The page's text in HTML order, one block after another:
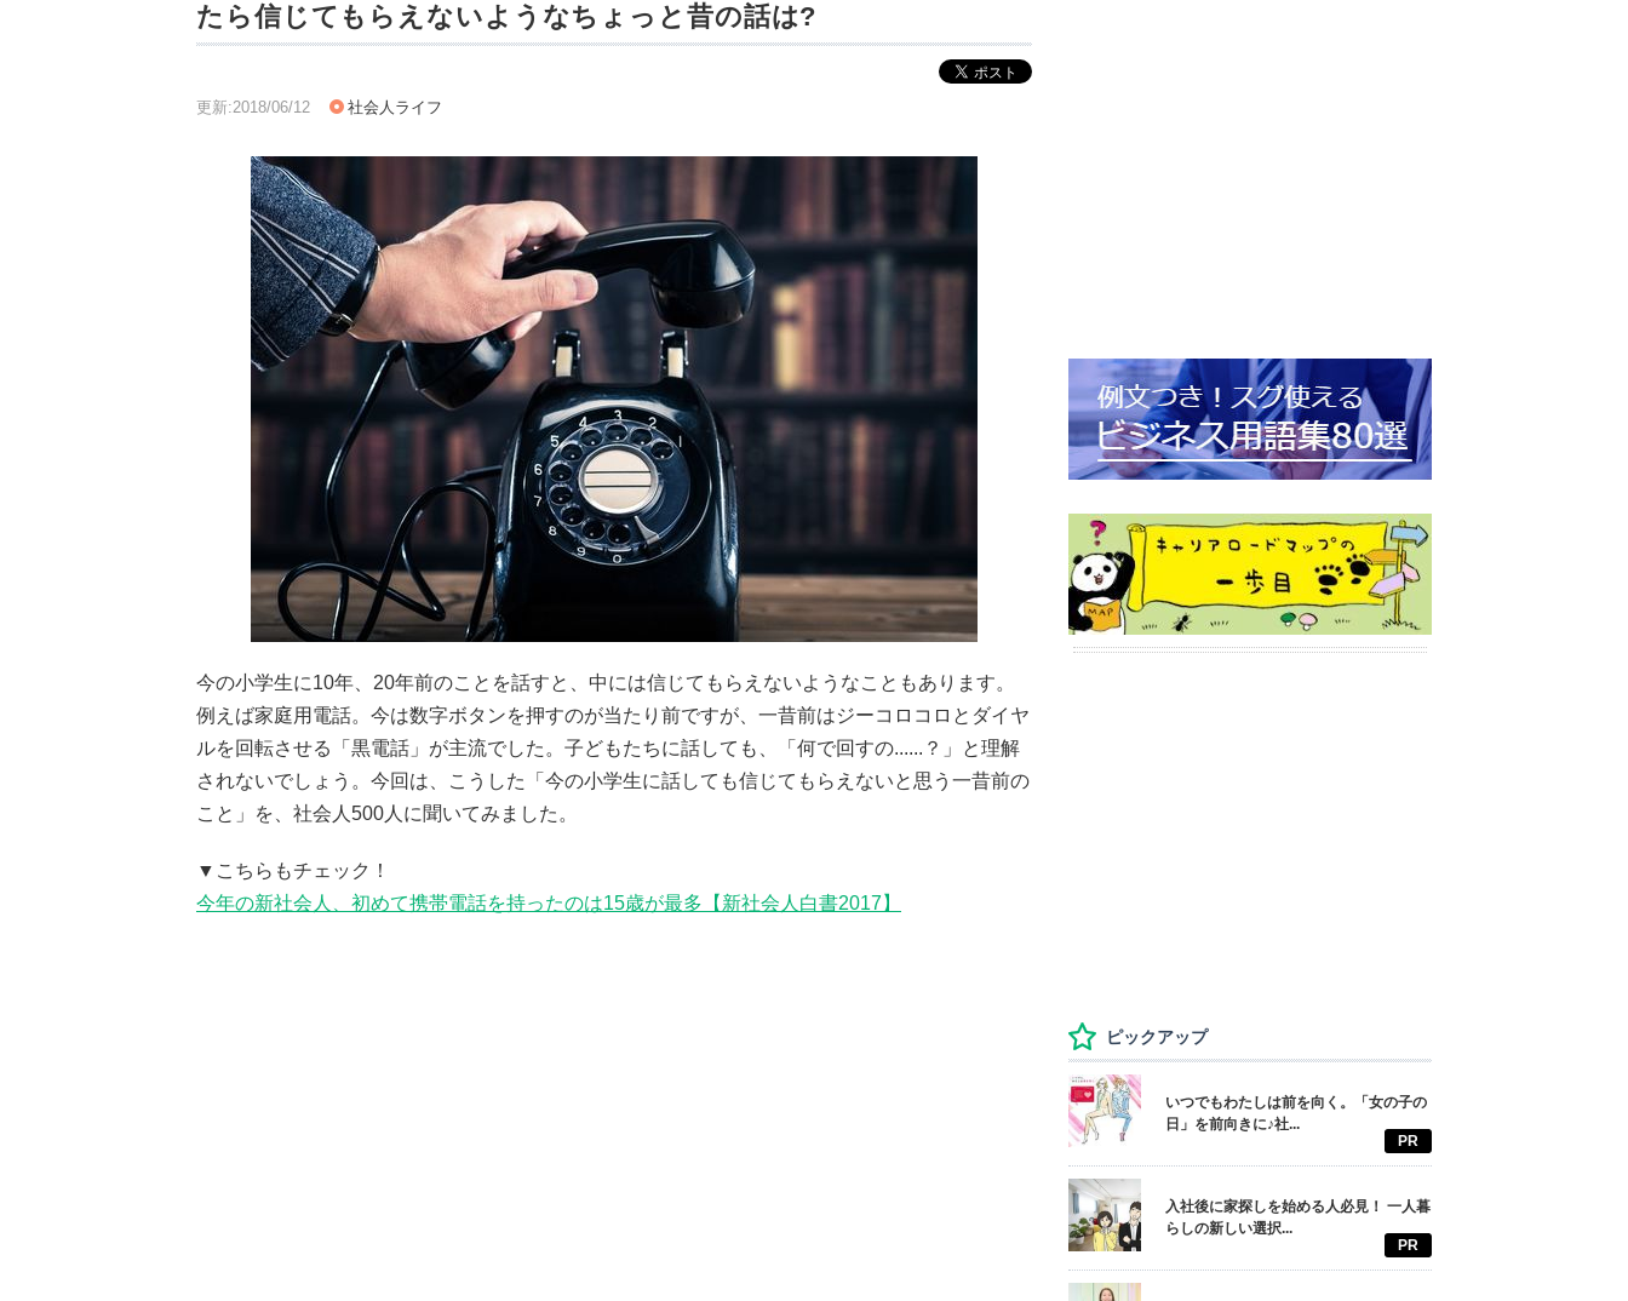
たら信じてもらえないようなちょっと昔の話は?
更新:2018/06/12 社会人ライフ
今の小学生に10年、20年前のことを話すと、中には信じてもらえないようなこともあります。
例えば家庭用電話。今は数字ボタンを押すのが当たり前ですが、一昔前はジーコロコロとダイヤ
ルを回転させる「黒電話」が主流でした。子どもたちに話しても、「何で回すの......？」と理解
されないでしょう。今回は、こうした「今の小学生に話しても信じてもらえないと思う一昔前の
こと」を、社会人500人に聞いてみました。
▼こちらもチェック！
今年の新社会人、初めて携帯電話を持ったのは15歳が最多【新社会人白書2017】
ピックアップ
いつでもわたしは前を向く。「女の子の
日」を前向きに♪社...
PR
入社後に家探しを始める人必見！ 一人暮
らしの新しい選択...
PR